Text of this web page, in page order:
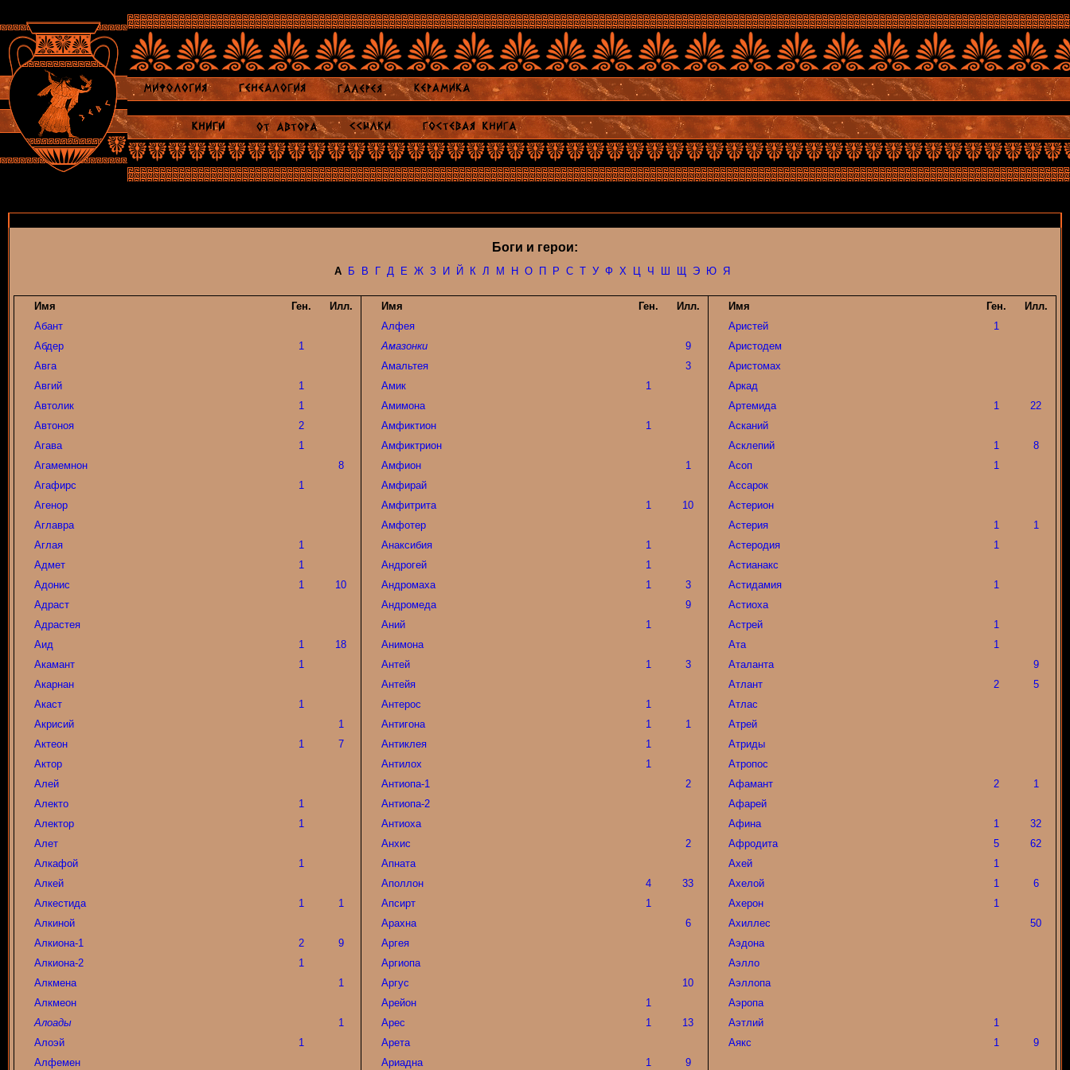
Боги и герои:
А Б В Г Д Е Ж З И Й К Л М Н О П Р С Т У Ф Х Ц Ч Ш Щ Э Ю Я
Имя Ген.
Илл.
Абант
Абдер
1
Авга
Авгий
1
Автолик
1
Автоноя
2
Агава
1
Агамемнон
8
Агафирс
1
Агенор
Аглавра
Аглая
1
Адмет
1
Адонис
1
10
Адраст
Адрастея
Аид
1
18
Акамант
1
Акарнан
Акаст
1
Акрисий
1
Актеон
1
7
Актор
Алей
Алекто
1
Алектор
1
Алет
Алкафой
1
Алкей
Алкестида
1
1
Алкиной
Алкиона-1
2
9
Алкиона-2
1
Алкмена
1
Алкмеон
Алоады
1
Алоэй
1
Алфемен
Имя Ген.
Илл.
Алфея
Амазонки
9
Амальтея
3
Амик
1
Амимона
Амфиктион
1
Амфиктрион
Амфион
1
Амфирай
Амфитрита
1
10
Амфотер
Анаксибия
1
Андрогей
1
Андромаха
1
3
Андромеда
9
Аний
1
Анимона
Антей
1
3
Антейя
Антерос
1
Антигона
1
1
Антиклея
1
Антилох
1
Антиопа-1
2
Антиопа-2
Антиоха
Анхис
2
Апната
Аполлон
4
33
Апсирт
1
Арахна
6
Аргея
Аргиопа
Аргус
10
Арейон
1
Арес
1
13
Арета
Ариадна
1 9
Имя Ген.
Илл.
Аристей
1
Аристодем
Аристомах
Аркад
Артемида
1
22
Асканий
Асклепий
1
8
Асоп
1
Ассарок
Астерион
Астерия
1
1
Астеродия
1
Астианакс
Астидамия
1
Астиоха
Астрей
1
Ата
1
Аталанта
9
Атлант
2
5
Атлас
Атрей
Атриды
Атропос
Афамант
2
1
Афарей
Афина
1
32
Афродита
5
62
Ахей
1
Ахелой
1
6
Ахерон
1
Ахиллес
50
Аэдона
Аэлло
Аэллопа
Аэропа
Аэтлий
1
Аякс
1 9